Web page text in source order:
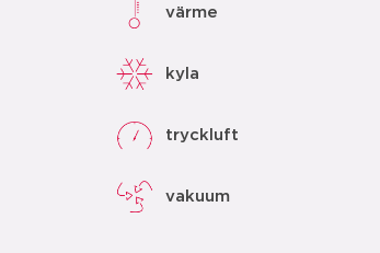
värme
kyla
tryckluft
vakuum